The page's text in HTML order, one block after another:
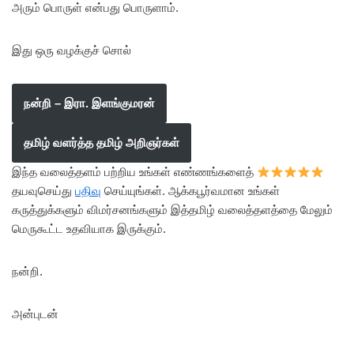
அரும் பொருள் என்பது பொருளாம்.
இது ஒரு வழக்குச் சொல்
நன்றி – இரா. இளங்குமரன்
தமிழ் வளர்த்த தமிழ் அறிஞர்கள்
இந்த வலைத்தளம் பற்றிய உங்கள் எண்ணங்களைத்
தயவுசெய்து பதிவு செய்யுங்கள். ஆக்கபூர்வமான உங்கள்
கருத்துக்களும் விமர்சனங்களும் இத்தமிழ் வலைத்தளத்தை மேலும்
மெருகூட்ட உதவியாக இருக்கும்.
நன்றி.
அன்புடன்